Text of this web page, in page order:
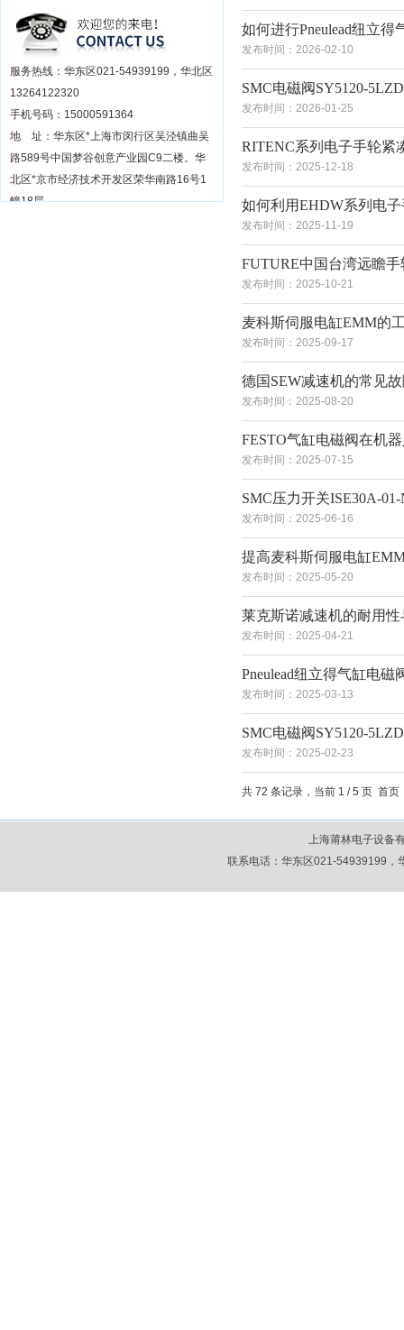
服务热线：华东区021-54939199，华北区
13264122320
手机号码：15000591364
地 址：华东区*上海市闵行区吴泾镇曲吴
路589号中国梦谷创意产业园C9二楼。华
北区*京市经济技术开发区荣华南路16号1
幢18层
如何进行Pneulead纽立
发布时间：2026-02-10
SMC电磁阀SY5120-
发布时间：2026-01-25
RITENC系列电子手轮紧
发布时间：2025-12-18
如何利用EHDW系列电
发布时间：2025-11-19
FUTURE中国台湾远瞻
发布时间：2025-10-21
麦科斯伺服电缸EMM的
发布时间：2025-09-17
德国SEW减速机的常见
发布时间：2025-08-20
FESTO气缸电磁阀在机
发布时间：2025-07-15
SMC压力开关ISE30A-
发布时间：2025-06-16
提高麦科斯伺服电缸
发布时间：2025-05-20
莱克斯诺减速机的耐用
发布时间：2025-04-21
Pneulead纽立得气缸电
发布时间：2025-03-13
SMC电磁阀SY5120-
发布时间：2025-02-23
共 72 条记录，当前 1 / 5 页 首
上海莆林电子设
联系电话：华东区021-54939199